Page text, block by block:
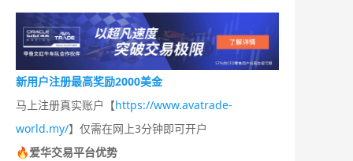
新用户注册最高奖励2000美金
马上注册真实账户【https://www.avatrade-
world.my/】仅需在网上3分钟即可开户
🔥爱华交易平台优势